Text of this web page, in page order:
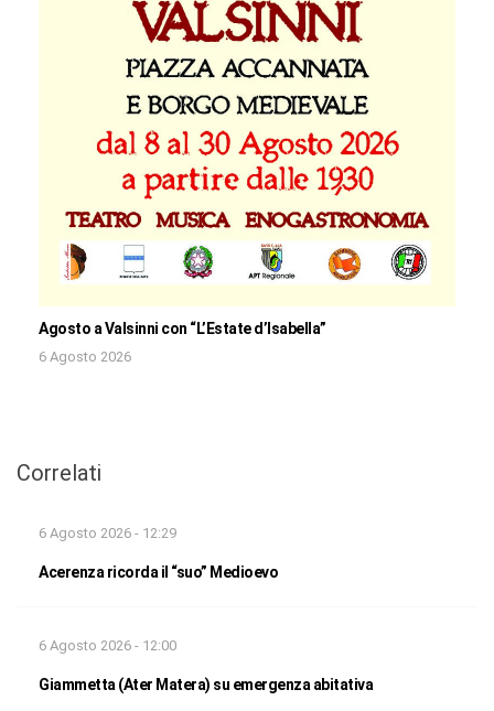
Agosto a Valsinni con “L’Estate d’Isabella”
6 Agosto 2026
Correlati
6 Agosto 2026 - 12:29
Acerenza ricorda il “suo” Medioevo
6 Agosto 2026 - 12:00
Giammetta (Ater Matera) su emergenza abitativa